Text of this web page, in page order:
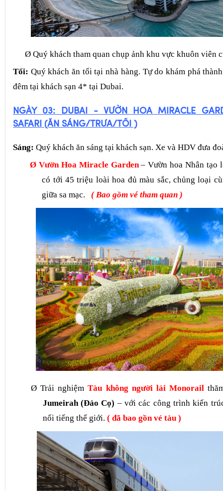
Ø Quý khách tham quan chụp ảnh khu vực khuôn viên
Tối: Quý khách ăn tối tại nhà hàng. Tự do khám phá
đêm tại khách sạn 4* tại Dubai.
NGÀY 03: DUBAI
- VƯỜN HOA MIRACLE
SAFARI (ĂN SÁNG/TRƯA/TỐI )
Sáng: Quý khách ăn sáng tại khách sạn. Xe và HDV đưa
ØVườn Hoa Miracle Garden – Vườn hoa Nhân tạo
có tới 45 triệu loài hoa đủ màu sắc, chủng loại
giữa sa mạc.
(Bao gồm vé tham quan )
Ø Trải nghiệm Tàu không người lái Monorail
Jumeirah (Đảo Cọ) – với các công trình kiến
nổi tiếng thế giới. ( đã bao gồn vé tàu )